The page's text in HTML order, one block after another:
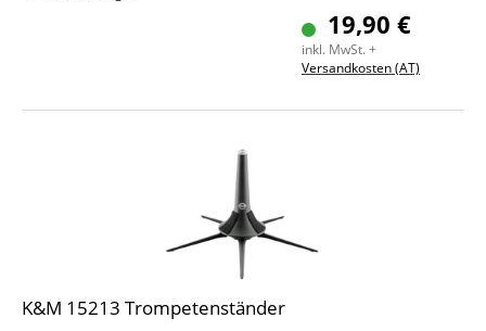
19,90 €
inkl. MwSt. +
Versandkosten (AT)
K&M 15213 Trompetenständer